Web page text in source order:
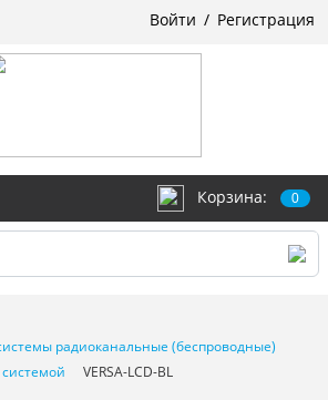
Войти / Регистрация
Корзина: 0
радиоканальные (беспроводные)
VERSA-LCD-BL